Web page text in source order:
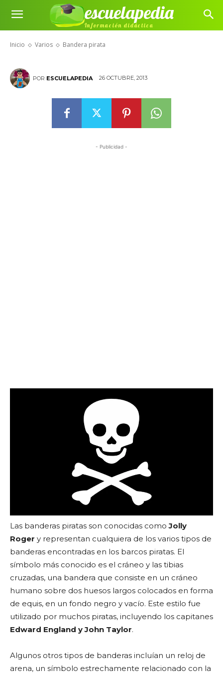
escuelapedia
Información didáctica
Inicio Varios Bandera pirata
Bandera pirata
POR ESCUELAPEDIA 26 OCTUBRE, 2013
- Publicidad -
Las banderas piratas son conocidas comoJolly
Roger y representan cualquiera de los varios tipos de
banderas encontradas en los barcos piratas. El
símbolo más conocido es el cráneo y las tibias
cruzadas, una bandera que consiste en un cráneo
humano sobre dos huesos largos colocados en forma
de equis, en un fondo negro y vacío. Este estilo fue
utilizado por muchos piratas, incluyendo los capitanes
Edward England y John Taylor.
Algunos otros tipos de banderas incluían un reloj de
arena, un símbolo estrechamente relacionado con la